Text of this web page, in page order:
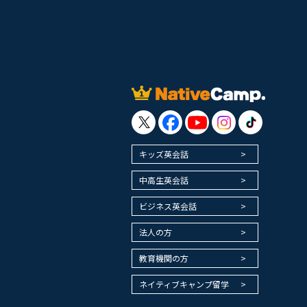
キッズ英会話
中高生英会話
ビジネス英会話
法人の方
教育機関の方
ネイティブキャンプ留学